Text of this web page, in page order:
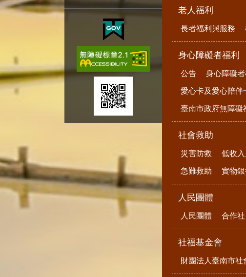
老人福利
長者福利與服務
身心障礙者福利
公告 身心障礙
愛心卡及愛心陪伴
臺南市政府無障礙
社會救助
災害防救 低收
急難救助 實物
人民團體
人民團體 合作社
社福基金會
財團法人臺南市社